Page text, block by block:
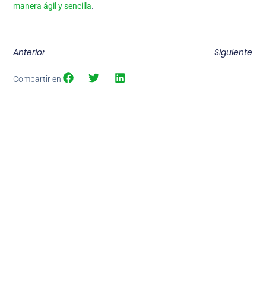
manera ágil y sencilla.
Anterior Siguiente
Compartir en